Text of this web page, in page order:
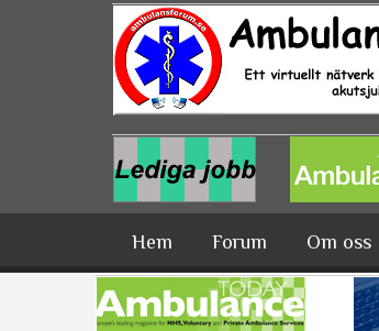
Hoppa till huvudinnehåll
Hem Forum Om oss